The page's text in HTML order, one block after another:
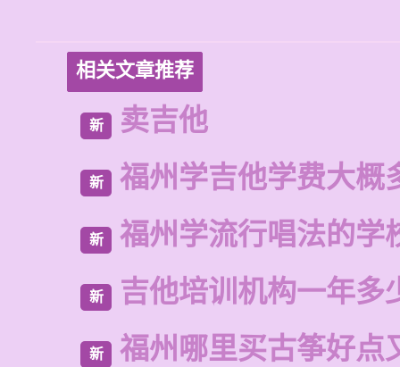
相关文章推荐
新 卖吉他
新 福州学吉他学费大概
新 福州学流行唱法的学
新 吉他培训机构一年多
新 福州哪里买古筝好点